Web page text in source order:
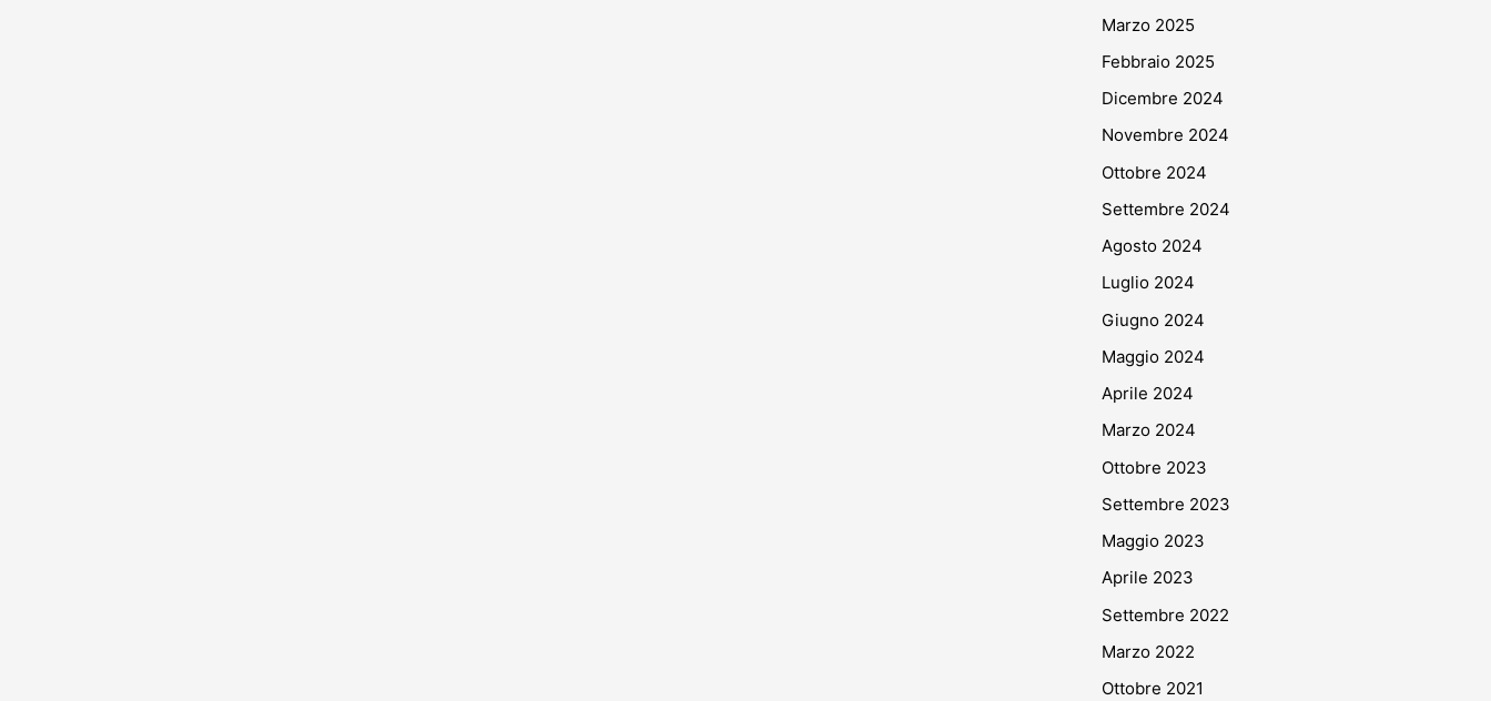
Marzo 2025
Febbraio 2025
Dicembre 2024
Novembre 2024
Ottobre 2024
Settembre 2024
Agosto 2024
Luglio 2024
Giugno 2024
Maggio 2024
Aprile 2024
Marzo 2024
Ottobre 2023
Settembre 2023
Maggio 2023
Aprile 2023
Settembre 2022
Marzo 2022
Ottobre 2021